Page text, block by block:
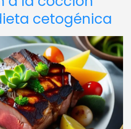
cetogénica